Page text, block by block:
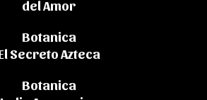
del Amor
Botanica
Secreto Azteca
Botanica